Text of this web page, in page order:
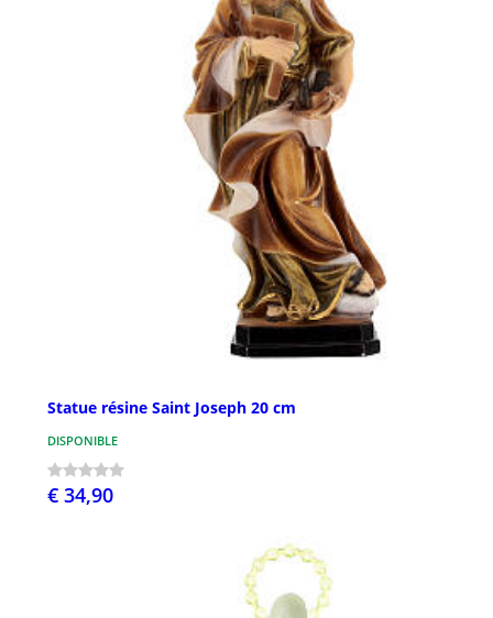
Statue résine Saint Joseph 20 cm
DISPONIBLE
€ 34,90